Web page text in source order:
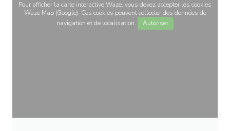
Pour afficher la carte interactive Waze, vous devez accepter les cookies
Waze Map (Google). Ces cookies peuvent collecter des données de
navigation et de localisation.
Autoriser